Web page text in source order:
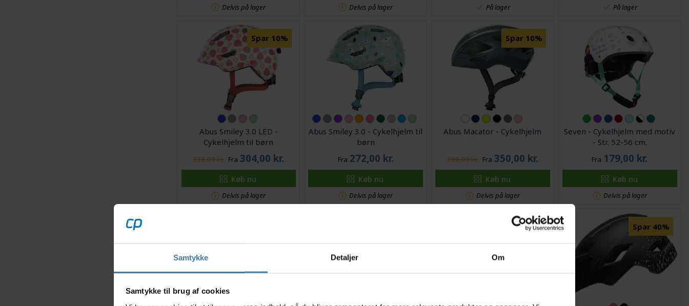
Samtykke Detaljer Om
Samtykke til brug af cookies
Delvis på lager Delvis på lager På lager På lager
Spar 10%
Abus Smiley 3.0 LED -
Cykelhjelm til børn
338,00 kr. Fra 304,00 kr.
Køb nu
Delvis på lager
Abus Smiley 3.0 - Cykelhjelm til
børn
Fra 272,00 kr.
Køb nu
Delvis på lager
Spar 10%
Abus Macator - Cykelhjelm
389,00 kr. Fra 350,00 kr.
Køb nu
Delvis på lager
Seven - Cykelhjelm med motiv
- Str. 52-56 cm.
Fra 179,00 kr.
Køb nu
Delvis på lager
Spar 50% Spar 40%